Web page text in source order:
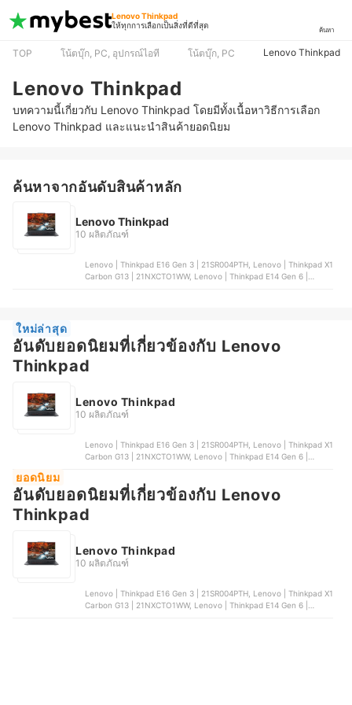
Lenovo Thinkpad
ให้ทุกการเลือกเป็นสิ่งที่ดีที่สุด
ค้นหา
TOP โน้ตบุ๊ก, PC, อุปกรณ์ไอที โน้ตบุ๊ก, PC Lenovo Thinkpad
Lenovo Thinkpad
บทความนี้เกี่ยวกับ Lenovo Thinkpad โดยมีทั้งเนื้อหาวิธีการเลือก
Lenovo Thinkpad และแนะนำสินค้ายอดนิยม
ค้นหาจากอันดับสินค้าหลัก
Lenovo Thinkpad
10 ผลิตภัณฑ์
Lenovo | Thinkpad E16 Gen 3 | 21SR004PTH, Lenovo | Thinkpad X1
Carbon G13 | 21NXCTO1WW, Lenovo | Thinkpad E14 Gen 6 |
ใหม่ล่าสุด
อันดับยอดนิยมที่เกี่ยวข้องกับ Lenovo
Thinkpad
Lenovo Thinkpad
10 ผลิตภัณฑ์
Lenovo | Thinkpad E16 Gen 3 | 21SR004PTH, Lenovo | Thinkpad X1
Carbon G13 | 21NXCTO1WW, Lenovo | Thinkpad E14 Gen 6 |
ยอดนิยม
อันดับยอดนิยมที่เกี่ยวข้องกับ Lenovo
Thinkpad
Lenovo Thinkpad
10 ผลิตภัณฑ์
Lenovo | Thinkpad E16 Gen 3 | 21SR004PTH, Lenovo | Thinkpad X1
Carbon G13 | 21NXCTO1WW, Lenovo | Thinkpad E14 Gen 6 |